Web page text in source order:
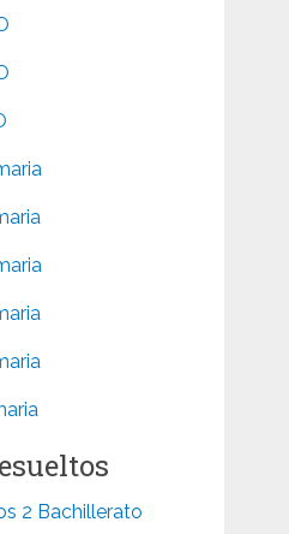
2 Bachillerato